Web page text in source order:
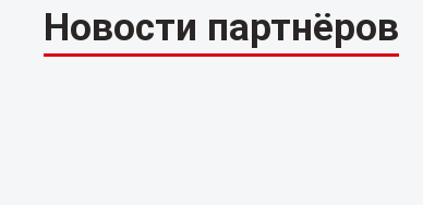
Новости партнёров